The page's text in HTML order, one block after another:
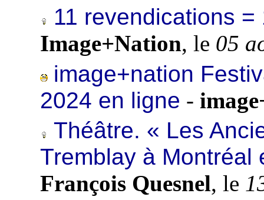
11 revendications
Image+Nation, le 05
image+nation
2024 en ligne -
Théâtre. « Les
Tremblay à Montréal
François Quesnel, le